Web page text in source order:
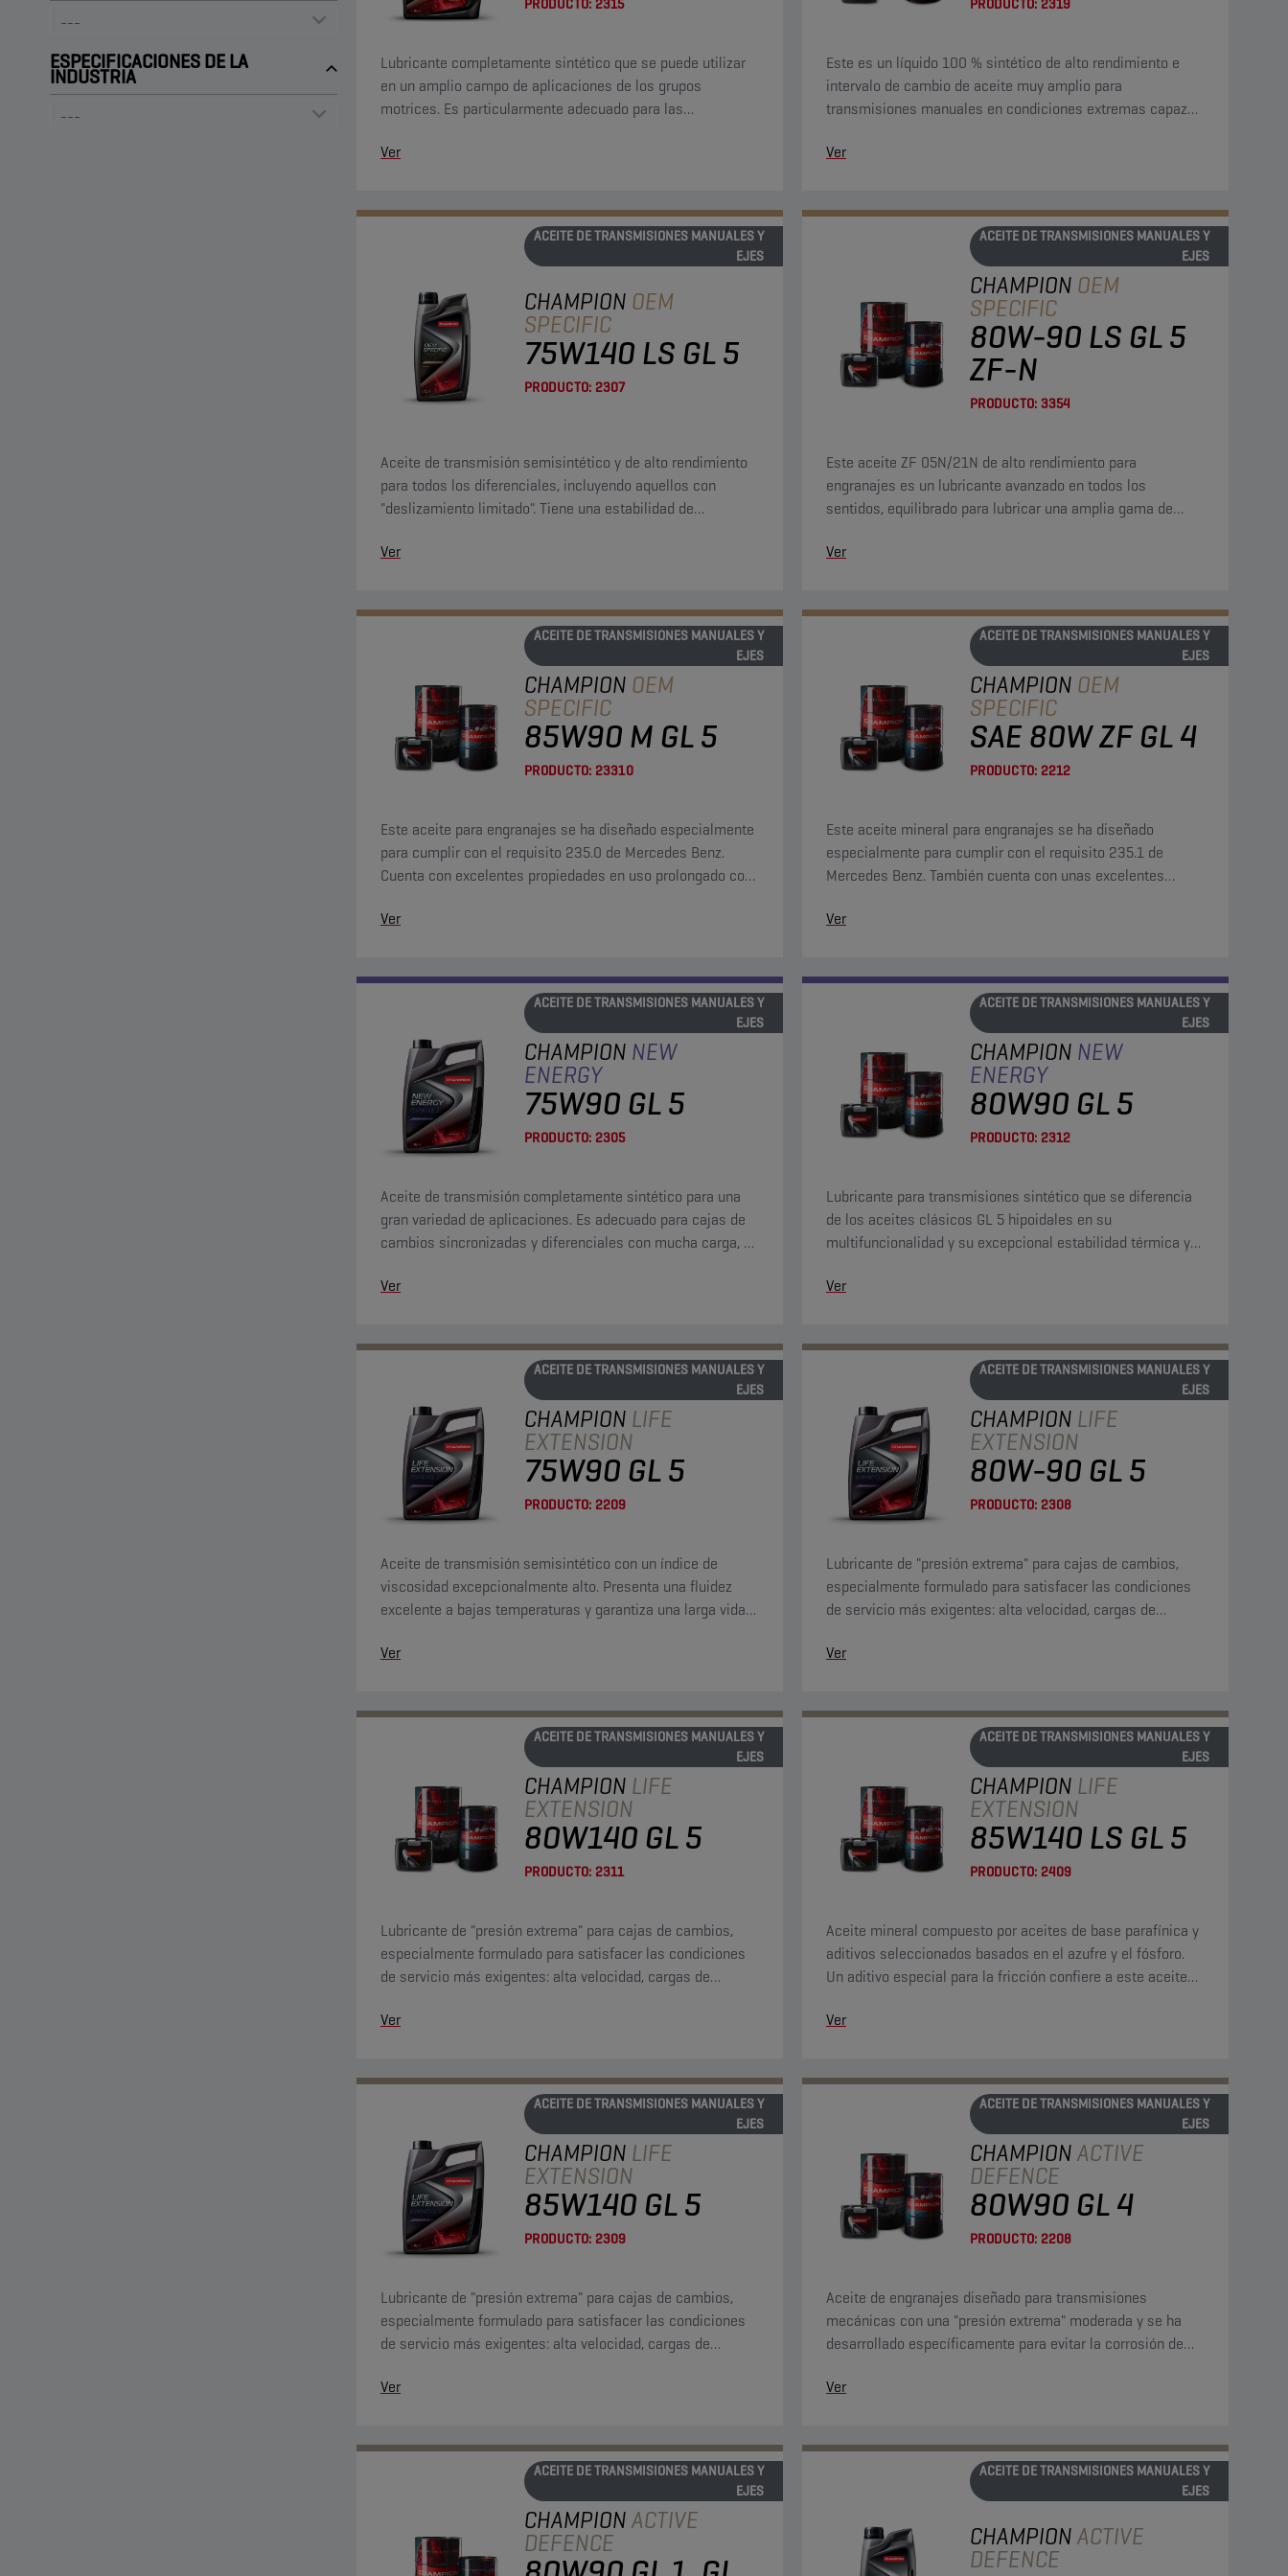
ESPECIFICACIONES DE LA
INDUSTRIA
PRODUCTO: 2315
Lubricante completamente sintético que se puede utilizar
en un amplio campo de aplicaciones de los grupos
motrices. Es particularmente adecuado para las
fabricantes de componentes de servicio pesado.
Ver
PRODUCTO: 2319
Este es un líquido 100 % sintético de alto rendimiento e
intervalo de cambio de aceite muy amplio para
transmisiones manuales en condiciones extremas capaz
Ver
ACEITE DE TRANSMISIONES MANUALES Y
EJES
CHAMPION OEM
SPECIFIC
75W140 LS GL 5
PRODUCTO: 2307
Aceite de transmisión semisintético y de alto rendimiento
para todos los diferenciales, incluyendo aquellos con
"deslizamiento limitado". Tiene una estabilidad de
baja temperatura.
Ver
ACEITE DE TRANSMISIONES MANUALES Y
EJES
CHAMPION OEM
SPECIFIC
80W-90 LS GL 5
ZF-N
PRODUCTO: 3354
Este aceite ZF 05N/21N de alto rendimiento para
engranajes es un lubricante avanzado en todos los
sentidos, equilibrado para lubricar una amplia gama de
(LS) y los engranajes hipoides.
Ver
ACEITE DE TRANSMISIONES MANUALES Y
EJES
CHAMPION OEM
SPECIFIC
85W90 M GL 5
PRODUCTO: 23310
Este aceite para engranajes se ha diseñado especialmente
para cumplir con el requisito 235.0 de Mercedes Benz.
Cuenta con excelentes propiedades en uso prolongado con
Ver
ACEITE DE TRANSMISIONES MANUALES Y
EJES
CHAMPION OEM
SPECIFIC
SAE 80W ZF GL 4
PRODUCTO: 2212
Este aceite mineral para engranajes se ha diseñado
especialmente para cumplir con el requisito 235.1 de
Mercedes Benz. También cuenta con unas excelentes
Ver
ACEITE DE TRANSMISIONES MANUALES Y
EJES
CHAMPION NEW
ENERGY
75W90 GL 5
PRODUCTO: 2305
Aceite de transmisión completamente sintético para una
gran variedad de aplicaciones. Es adecuado para cajas de
cambios sincronizadas y diferenciales con mucha carga, y
difíciles.
Ver
ACEITE DE TRANSMISIONES MANUALES Y
EJES
CHAMPION NEW
ENERGY
80W90 GL 5
PRODUCTO: 2312
Lubricante para transmisiones sintético que se diferencia
de los aceites clásicos GL 5 hipoidales en su
multifuncionalidad y su excepcional estabilidad térmica y
Ver
ACEITE DE TRANSMISIONES MANUALES Y
EJES
CHAMPION LIFE
EXTENSION
75W90 GL 5
PRODUCTO: 2209
Aceite de transmisión semisintético con un índice de
viscosidad excepcionalmente alto. Presenta una fluidez
excelente a bajas temperaturas y garantiza una larga vida
Ver
ACEITE DE TRANSMISIONES MANUALES Y
EJES
CHAMPION LIFE
EXTENSION
80W-90 GL 5
PRODUCTO: 2308
Lubricante de "presión extrema" para cajas de cambios,
especialmente formulado para satisfacer las condiciones
de servicio más exigentes: alta velocidad, cargas de
Ver
ACEITE DE TRANSMISIONES MANUALES Y
EJES
CHAMPION LIFE
EXTENSION
80W140 GL 5
PRODUCTO: 2311
Lubricante de "presión extrema" para cajas de cambios,
especialmente formulado para satisfacer las condiciones
de servicio más exigentes: alta velocidad, cargas de
Ver
ACEITE DE TRANSMISIONES MANUALES Y
EJES
CHAMPION LIFE
EXTENSION
85W140 LS GL 5
PRODUCTO: 2409
Aceite mineral compuesto por aceites de base parafínica y
aditivos seleccionados basados en el azufre y el fósforo.
Un aditivo especial para la fricción confiere a este aceite
equipados con un mecanismo de deslizamiento limitado
Ver
ACEITE DE TRANSMISIONES MANUALES Y
EJES
CHAMPION LIFE
EXTENSION
85W140 GL 5
PRODUCTO: 2309
Lubricante de "presión extrema" para cajas de cambios,
especialmente formulado para satisfacer las condiciones
de servicio más exigentes: alta velocidad, cargas de
Ver
ACEITE DE TRANSMISIONES MANUALES Y
EJES
CHAMPIONACTIVE
DEFENCE
80W90 GL 4
PRODUCTO: 2208
Aceite de engranajes diseñado para transmisiones
mecánicas con una "presión extrema" moderada y se ha
desarrollado específicamente para evitar la corrosión de
Ver
ACEITE DE TRANSMISIONES MANUALES Y
EJES
CHAMPIONACTIVE
DEFENCE
ACEITE DE TRANSMISIONES MANUALES Y
EJES
CHAMPIONACTIVE
DEFENCE